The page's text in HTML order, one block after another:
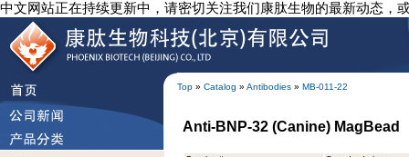
中文网站正在持续更新中，请密切关注我们康肽生物的最新动态，
Top » Catalog » Antibodies » MB-011-22
Anti-BNP-32 (Canine) MagBead